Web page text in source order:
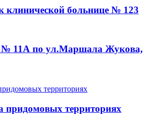
клинической больнице № 123
11А по ул.Маршала Жукова,
придомовых территориях